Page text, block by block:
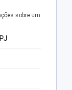
sobre um